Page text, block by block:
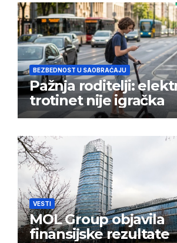
BEZBEDNOST U SAOBRAĆAJU
Pažnja roditelji:
trotinet nije igračka
VESTI
MOL Group objavila
finansijske rezultate